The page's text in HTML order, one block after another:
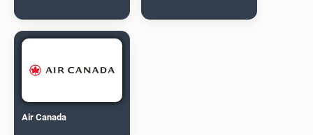
Air Canada